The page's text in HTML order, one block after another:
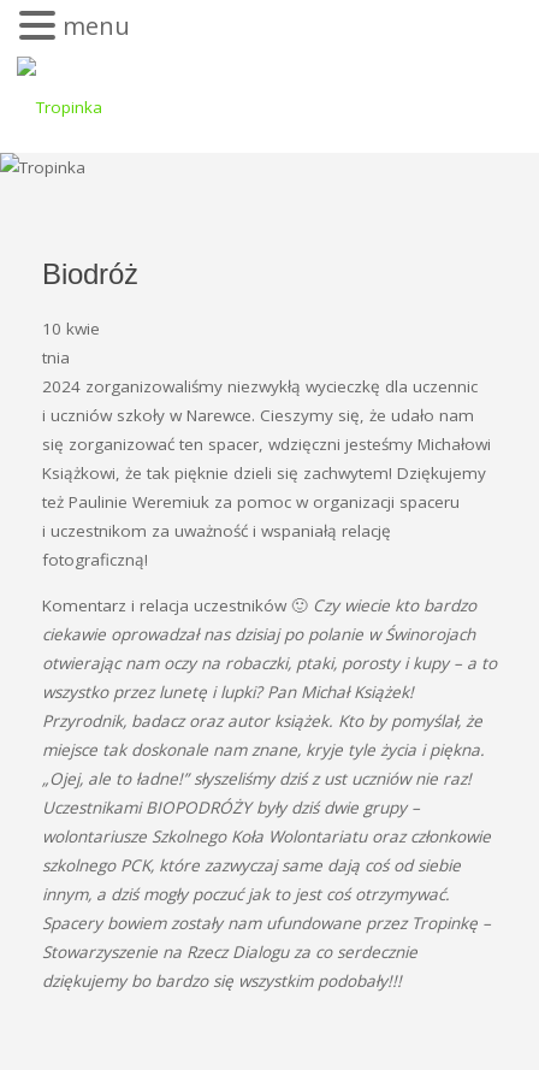
Biodróż
10 kwie
tnia
2024 zorganizowaliśmy niezwykłą wycieczkę dla uczennic
i uczniów szkoły w Narewce. Cieszymy się, że udało nam
się zorganizować ten spacer, wdzięczni jesteśmy Michałowi
Książkowi, że tak pięknie dzieli się zachwytem! Dziękujemy
też Paulinie Weremiuk za pomoc w organizacji spaceru
i uczestnikom za uważność i wspaniałą relację
fotograficzną!
Komentarz i relacja uczestników 🙂 Czy wiecie kto bardzo
ciekawie oprowadzał nas dzisiaj po polanie w Świnorojach
otwierając nam oczy na robaczki, ptaki, porosty i kupy – a to
wszystko przez lunetę i lupki? Pan Michał Książek!
Przyrodnik, badacz oraz autor książek. Kto by pomyślał, że
miejsce tak doskonale nam znane, kryje tyle życia i piękna.
„Ojej, ale to ładne!” słyszeliśmy dziś z ust uczniów nie raz!
Uczestnikami BIOPODRÓŻY były dziś dwie grupy –
wolontariusze Szkolnego Koła Wolontariatu oraz członkowie
szkolnego PCK, które zazwyczaj same dają coś od siebie
innym, a dziś mogły poczuć jak to jest coś otrzymywać.
Spacery bowiem zostały nam ufundowane przez Tropinkę –
Stowarzyszenie na Rzecz Dialogu za co serdecznie
dziękujemy bo bardzo się wszystkim podobały!!!
menu